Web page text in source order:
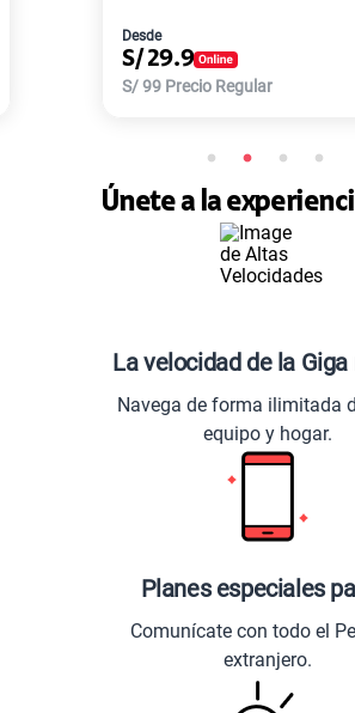
S/
S/168Precio
Únete a la
La velocidad de la Giga
Navega de forma ilimitada
equipo y hogar.
Planes especiales
Comunícate con todo el
extranjero.